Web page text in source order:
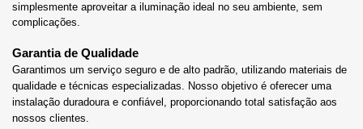
simplesmente aproveitar a iluminação ideal no seu ambiente, sem
complicações.
Garantia de Qualidade
Garantimos um serviço seguro e de alto padrão, utilizando materiais de
qualidade e técnicas especializadas. Nosso objetivo é oferecer uma
instalação duradoura e confiável, proporcionando total satisfação aos
nossos clientes.